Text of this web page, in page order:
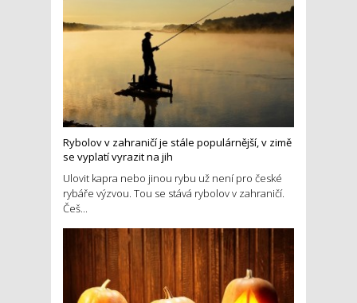
Rybolov v zahraničí je stále populárnější, v zimě
se vyplatí vyrazit na jih
Ulovit kapra nebo jinou rybu už není pro české
rybáře výzvou. Tou se stává rybolov v zahraničí.
Češ...